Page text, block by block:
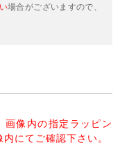
場合がございますので、
像内の指定ラッピン
にてご確認下さい。